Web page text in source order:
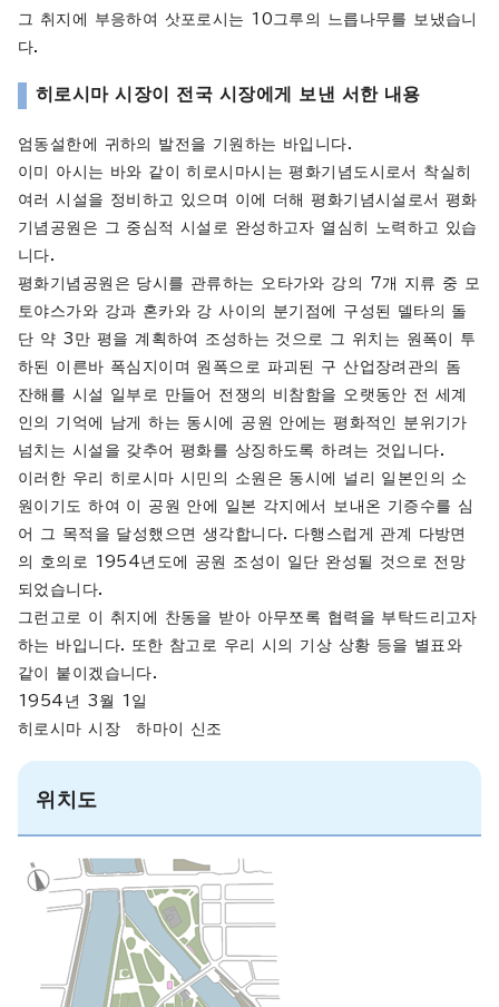
그 취지에 부응하여 삿포로시는 10그루의 느릅나무를 보냈습니
다.
히로시마 시장이 전국 시장에게 보낸 서한 내용
엄동설한에 귀하의 발전을 기원하는 바입니다.
이미 아시는 바와 같이 히로시마시는 평화기념도시로서 착실히
여러 시설을 정비하고 있으며 이에 더해 평화기념시설로서 평화
기념공원은 그 중심적 시설로 완성하고자 열심히 노력하고 있습
니다.
평화기념공원은 당시를 관류하는 오타가와 강의 7개 지류 중 모
토야스가와 강과 혼카와 강 사이의 분기점에 구성된 델타의 돌
단 약 3만 평을 계획하여 조성하는 것으로 그 위치는 원폭이 투
하된 이른바 폭심지이며 원폭으로 파괴된 구 산업장려관의 돔
잔해를 시설 일부로 만들어 전쟁의 비참함을 오랫동안 전 세계
인의 기억에 남게 하는 동시에 공원 안에는 평화적인 분위기가
넘치는 시설을 갖추어 평화를 상징하도록 하려는 것입니다.
이러한 우리 히로시마 시민의 소원은 동시에 널리 일본인의 소
원이기도 하여 이 공원 안에 일본 각지에서 보내온 기증수를 심
어 그 목적을 달성했으면 생각합니다. 다행스럽게 관계 다방면
의 호의로 1954년도에 공원 조성이 일단 완성될 것으로 전망
되었습니다.
그런고로 이 취지에 찬동을 받아 아무쪼록 협력을 부탁드리고자
하는 바입니다. 또한 참고로 우리 시의 기상 상황 등을 별표와
같이 붙이겠습니다.
1954년 3월 1일
히로시마 시장 하마이 신조
위치도